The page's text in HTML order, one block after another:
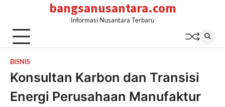
content
bangsanusantara.com
Informasi Nusantara Terbaru
BISNIS
Konsultan Karbon dan Transisi
Energi Perusahaan Manufaktur